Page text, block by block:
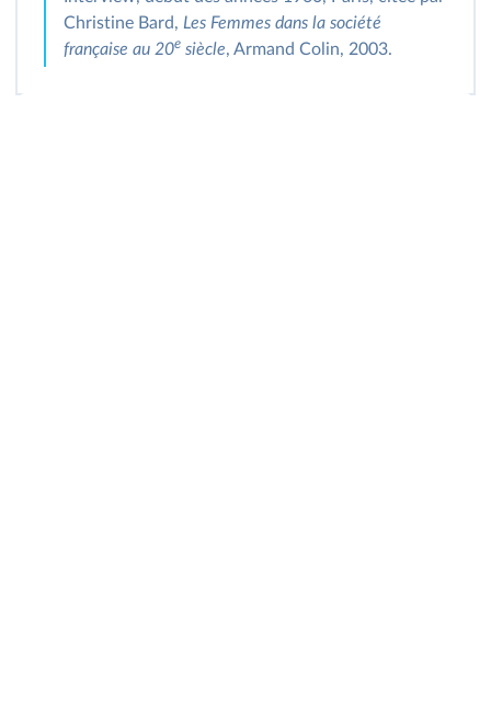
Christine Bard, Les Femmes dans la société
française au 20e siècle, Armand Colin, 2003.